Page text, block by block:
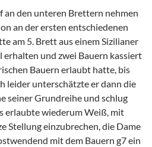
an den unteren Brettern nehmen
an der ersten entschiedenen
am 5. Brett aus einem Sizilianer
erhalten und zwei Bauern kassiert
Bauern erlaubt hatte, bis
leider unterschätzte er dann die
seiner Grundreihe und schlug
erlaubte wiederum Weiß, mit
Stellung einzubrechen, die Dame
mit dem Bauern g7 ein